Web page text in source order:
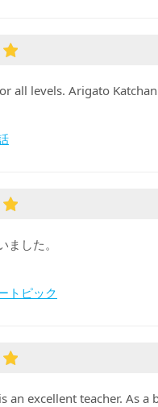
all levels. Arigato
ました。
トピック
an excellent teacher. As